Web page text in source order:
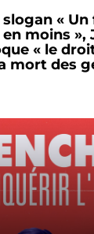
«
moins »,
« le
mort des